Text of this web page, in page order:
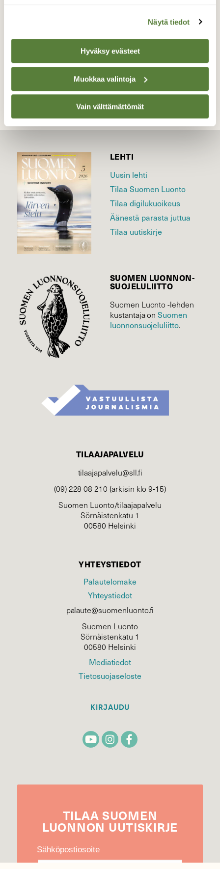
Näytä tiedot
Hyväksy evästeet
Muokkaa valintoja
Vain välttämättömät
Valokuvaaja: Seppälä Juha, Panelia 8. kesäkuuta
TAKAISIN LISTAAN
LEHTI
Uusin lehti
Tilaa Suomen Luonto
Tilaa digilukuoikeus
Äänestä parasta juttua
Tilaa uutiskirje
SUOMEN LUONNON­
SUOJELU­LIITTO
Suomen Luonto -lehden
kustantaja onSuomen
luonnonsuojelu­liitto.
TILAAJAPALVELU
tilaajapalvelu@sll.fi
(09) 228 08 210 (arkisin klo 9-15)
Suomen Luonto/tilaajapalvelu
Sörnäistenkatu 1
00580 Helsinki
YHTEYSTIEDOT
Palautelomake
Yhteystiedot
palaute@suomenluonto.fi
Suomen Luonto
Sörnäistenkatu 1
00580 Helsinki
Mediatiedot
Tietosuojaseloste
KIRJAUDU
TILAA SUOMEN
LUONNON UUTIS­KIRJE
Sähköpostiosoite